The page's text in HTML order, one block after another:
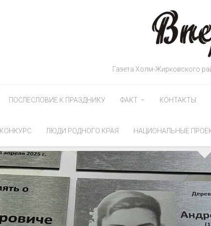
Газета Холм-Жирковского
ПОСЛЕСЛОВИЕ К ПРАЗДНИКУ ФАКТ КОНТАКТЫ
КОНКУРС ЛЮДИ РОДНОГО КРАЯ НАЦИОНАЛЬНЫЕ